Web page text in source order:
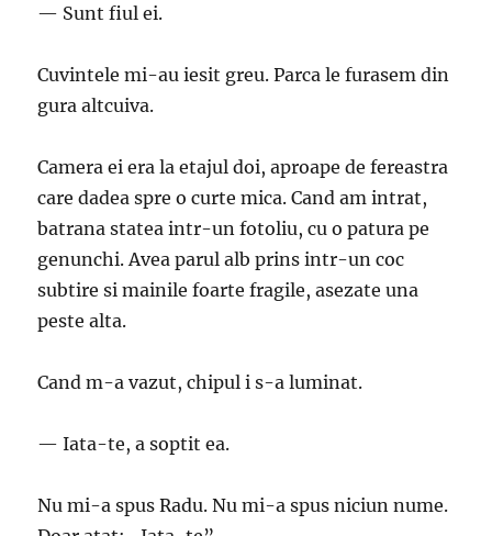
— Sunt fiul ei.
Cuvintele mi-au iesit greu. Parca le furasem din
gura altcuiva.
Camera ei era la etajul doi, aproape de fereastra
care dadea spre o curte mica. Cand am intrat,
batrana statea intr-un fotoliu, cu o patura pe
genunchi. Avea parul alb prins intr-un coc
subtire si mainile foarte fragile, asezate una
peste alta.
Cand m-a vazut, chipul i s-a luminat.
— Iata-te, a soptit ea.
Nu mi-a spus Radu. Nu mi-a spus niciun nume.